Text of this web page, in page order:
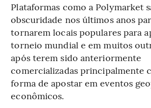
Plataformas como a Polymarket
obscuridade nos últimos anos
tornarem locais populares para
torneio mundial e em muitos
após terem sido anteriormente
comercializadas principalmente
forma de apostar em eventos
econômicos.